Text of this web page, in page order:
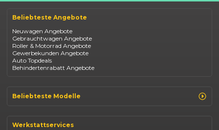
Beliebteste Angebote
Neuwagen Angebote
Gebrauchtwagen Angebote
Roller & Motorrad Angebote
Gewerbekunden Angebote
Auto Topdeals
Behindertenrabatt Angebote
Beliebteste Modelle
Opel Corsa
Werkstattservices